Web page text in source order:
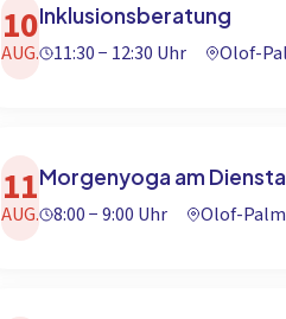
10
AUG.
Inklusionsberatung
11:30 − 12:30 Uhr
Olof-
11
AUG.
Morgenyoga am
8:00 − 9:00 Uhr
Olof-